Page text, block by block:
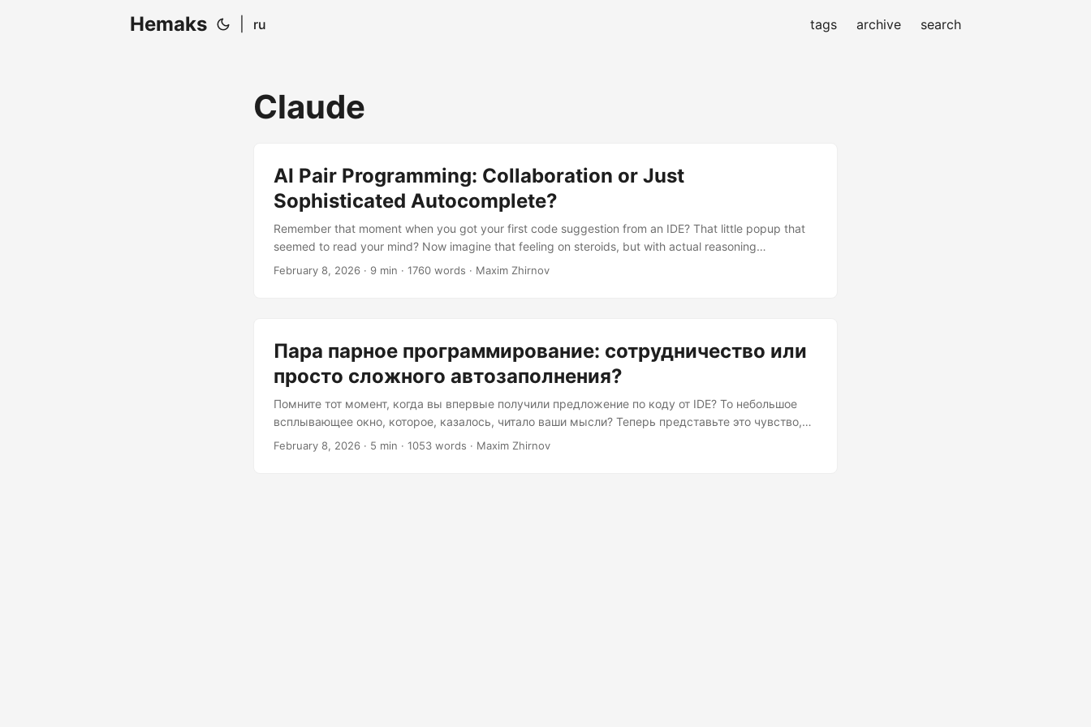
Hemaks ru tags archive search
Claude
AI Pair Programming: Collaboration or Just
Sophisticated Autocomplete?
Remember that moment when you got your first code suggestion from an IDE? That little popup that
seemed to read your mind? Now imagine that feeling on steroids, but with actual reasoning
capabilities. That’s where we are with AI pair programming. But here’s the million-dollar question that
February 8, 2026 · 9 min · 1760 words · Maxim Zhirnov
Пара парное программирование: сотрудничество или
просто сложного автозаполнения?
Помните тот момент, когда вы впервые получили предложение по коду от IDE? То небольшое
всплывающее окно, которое, казалось, читало ваши мысли? Теперь представьте это чувство,
умноженное на стероиды, но с реальными способностями к рассуждению. Вот где мы
February 8, 2026 · 5 min · 1053 words · Maxim Zhirnov